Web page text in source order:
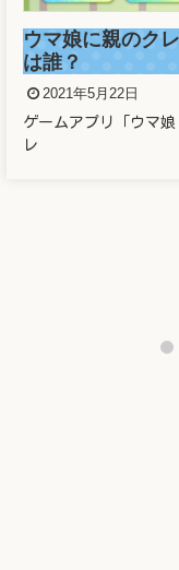
ウマ娘に親のク
は誰？
2021年5月22日
ゲームアプリ「ウマ
レ